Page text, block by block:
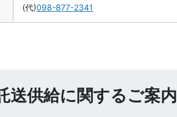
(代)098-877-2341
送供給に関するご案内